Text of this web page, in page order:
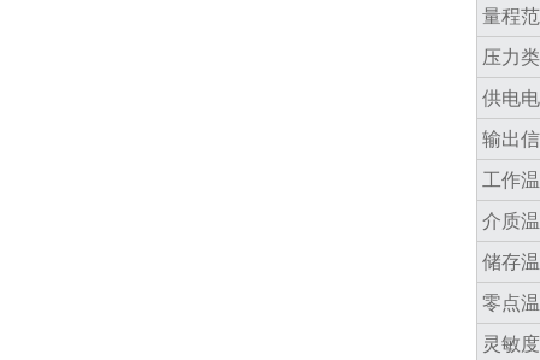
量程
压力
供电
输出
工作
介质
储存
零点
灵敏